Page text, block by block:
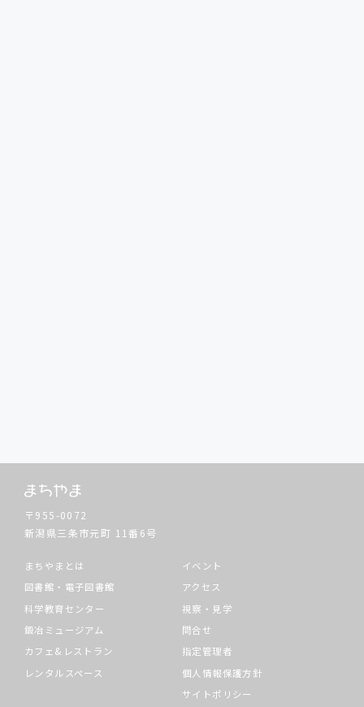
〒955-0072
新潟県三条市元町 11番6号
まちやまとは
図書館・電子図書館
科学教育センター
鍛冶ミュージアム
カフェ&レストラン
レンタルスペース
イベント
アクセス
視察・見学
問合せ
指定管理者
個人情報保護方針
サイトポリシー